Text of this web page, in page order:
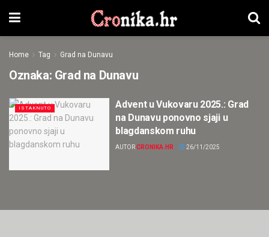
Home Tag Grad na Dunavu
Oznaka: Grad na Dunavu
ISTAKNUTO
Advent u Vukovaru 2025.: Grad
na Dunavu ponovno sjaji u
blagdanskom ruhu
AUTORCRONIKA.HR 26/11/2025